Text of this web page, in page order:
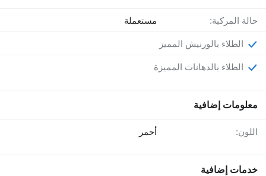
حالة المركبة: مستعملة
الطلاء بالورنيش المميز
الطلاء بالدهانات المميزة
معلومات إضافية
اللون: أحمر
خدمات إضافية